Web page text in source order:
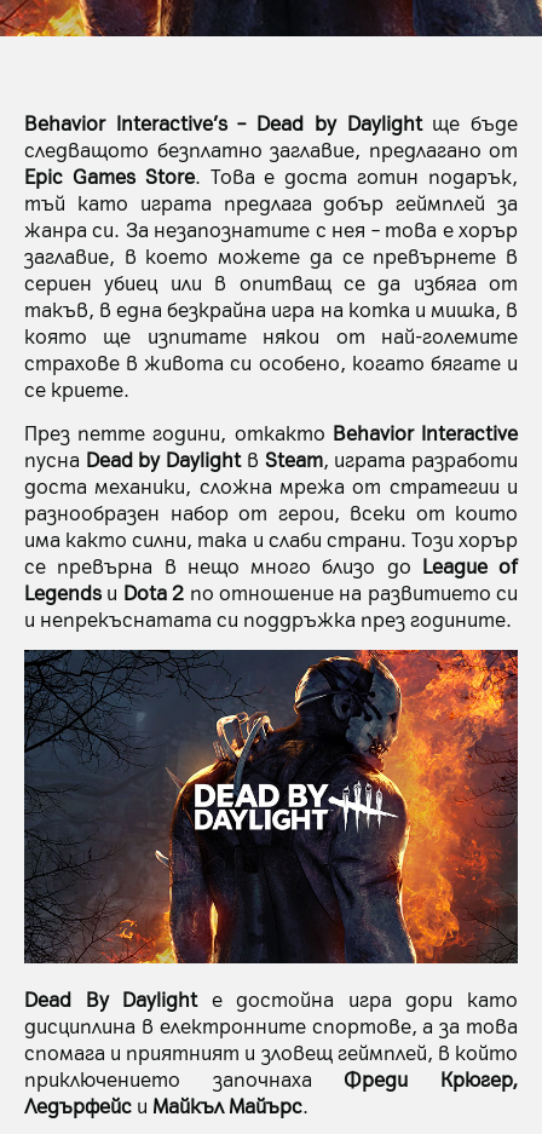
Behavior Interactive’s – Dead by Daylight ще бъде
следващото безплатно заглавие, предлагано от
Epic Games Store. Това е доста готин подарък,
тъй като играта предлага добър геймплей за
жанра си. За незапознатите с нея – това е хорър
заглавие, в което можете да се превърнете в
сериен убиец или в опитващ се да избяга от
такъв, в една безкрайна игра на котка и мишка, в
която ще изпитате някои от най-големите
страхове в живота си особено, когато бягате и
се криете.
През петте години, откакто Behavior Interactive
пусна Dead by Daylightв Steam, играта разработи
доста механики, сложна мрежа от стратегии и
разнообразен набор от герои, всеки от които
има както силни, така и слаби страни. Този хорър
се превърна в нещо много близо до League of
Legends и Dota 2 по отношение на развитието си
и непрекъснатата си поддръжка през годините.
Dead By Daylightе достойна игра дори като
дисциплина в електронните спортове, а за това
спомага и приятният и зловещ геймплей, в който
приключението започнаха Фреди Крюгер,
Ледърфейс и Майкъл Майърс.